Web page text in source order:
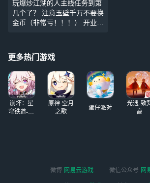
玩爆炒江湖的人主线任务到第
几个了？ 注意玉壁千万不要换
金币（非常亏！！！） 开业用
问一下谁知道兑换码？
更多热门游戏
崩坏：星
穹铁道-4.4
原神·空月
之歌
蛋仔派对
光遇-致
高
微博 网易云游戏 微信公众号 网